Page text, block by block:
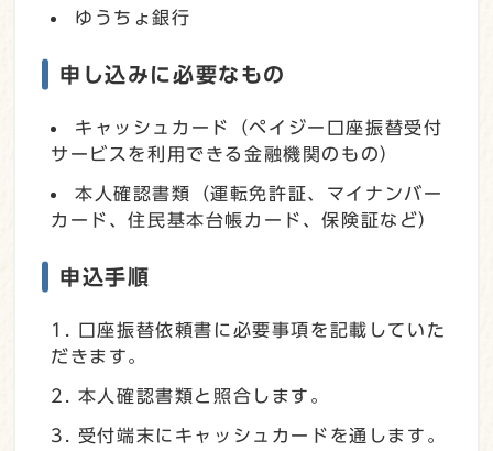
ゆうちょ銀行
申し込みに必要なもの
キャッシュカード（ペイジー口座振替受付
サービスを利用できる金融機関のもの）
本人確認書類（運転免許証、マイナンバー
カード、住民基本台帳カード、保険証など）
申込手順
口座振替依頼書に必要事項を記載していた
だきます。
本人確認書類と照合します。
受付端末にキャッシュカードを通します。